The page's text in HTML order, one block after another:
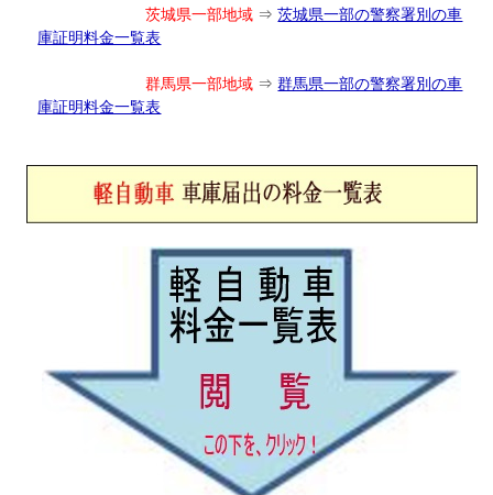
茨城県一部地域 ⇒茨城県一部の警察署別の車
庫証明料金一覧表
群馬県一部地域 ⇒群馬県一部の警察署別の車
庫証明料金一覧表